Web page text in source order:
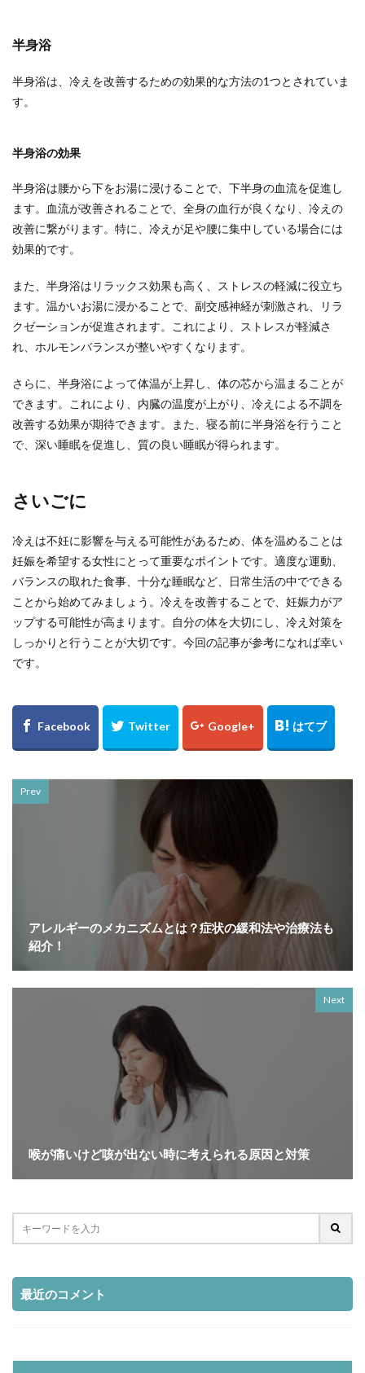
半身浴
半身浴は、冷えを改善するための効果的な方法の1つとされていま
す。
半身浴の効果
半身浴は腰から下をお湯に浸けることで、下半身の血流を促進し
ます。血流が改善されることで、全身の血行が良くなり、冷えの
改善に繋がります。特に、冷えが足や腰に集中している場合には
効果的です。
また、半身浴はリラックス効果も高く、ストレスの軽減に役立ち
ます。温かいお湯に浸かることで、副交感神経が刺激され、リラ
クゼーションが促進されます。これにより、ストレスが軽減さ
れ、ホルモンバランスが整いやすくなります。
さらに、半身浴によって体温が上昇し、体の芯から温まることが
できます。これにより、内臓の温度が上がり、冷えによる不調を
改善する効果が期待できます。また、寝る前に半身浴を行うこと
で、深い睡眠を促進し、質の良い睡眠が得られます。
さいごに
冷えは不妊に影響を与える可能性があるため、体を温めることは
妊娠を希望する女性にとって重要なポイントです。適度な運動、
バランスの取れた食事、十分な睡眠など、日常生活の中でできる
ことから始めてみましょう。冷えを改善することで、妊娠力がア
ップする可能性が高まります。自分の体を大切にし、冷え対策を
しっかりと行うことが大切です。今回の記事が参考になれば幸い
です。
Prev
アレルギーのメカニズムとは？症状の緩和法や治療法も
紹介！
Next
喉が痛いけど咳が出ない時に考えられる原因と対策
最近のコメント